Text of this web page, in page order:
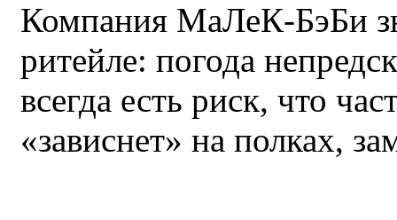
Компания МаЛеК-БэБи
ритейле: погода
всегда есть риск, что
«зависнет» на полках,